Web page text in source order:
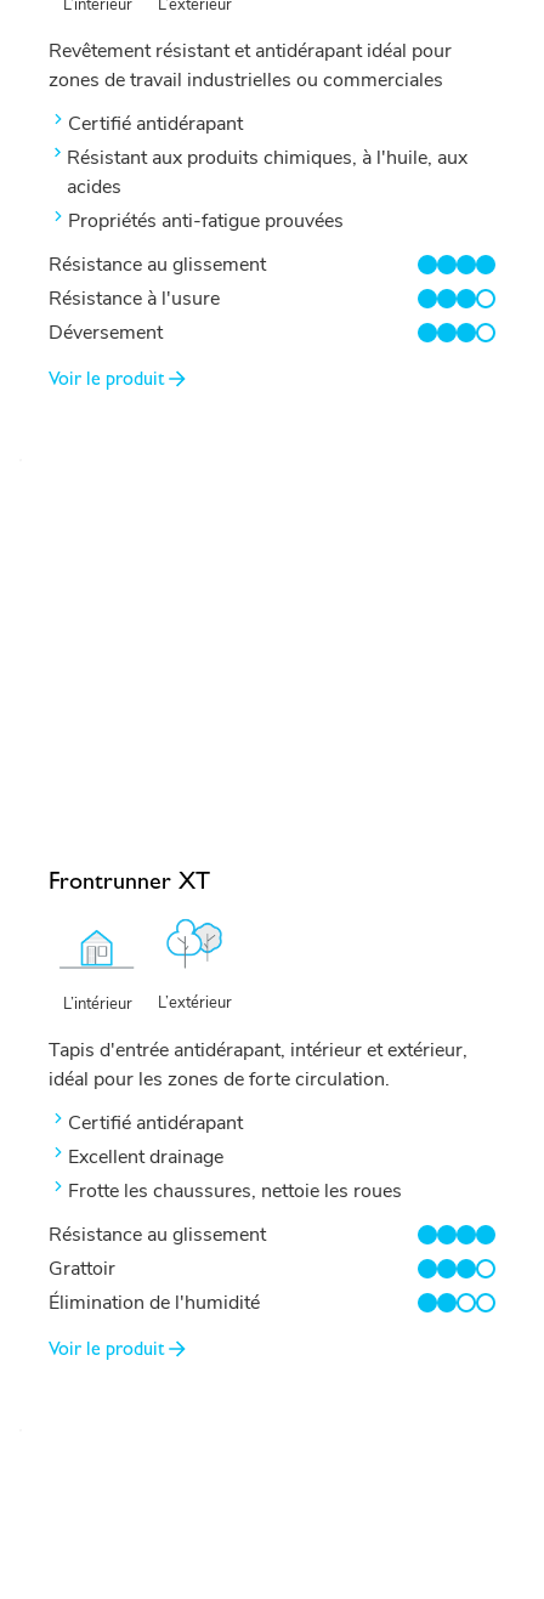
L’intérieur L’extérieur
Revêtement résistant et antidérapant idéal pour
zones de travail industrielles ou commerciales
Certifié antidérapant
Résistant aux produits chimiques, à l'huile, aux
acides
Propriétés anti-fatigue prouvées
Résistance au glissement
4/4
Résistance à l'usure
3/4
Déversement
3/4
Voir le produit
Frontrunner XT
L’intérieur L’extérieur
Tapis d'entrée antidérapant, intérieur et extérieur,
idéal pour les zones de forte circulation.
Certifié antidérapant
Excellent drainage
Frotte les chaussures, nettoie les roues
Résistance au glissement
4/4
Grattoir
3/4
Élimination de l'humidité
2/4
Voir le produit